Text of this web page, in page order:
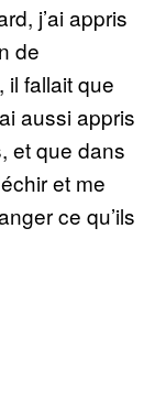
j’ai appris
de
il fallait que
aussi appris
et que dans
et me
ce qu’ils